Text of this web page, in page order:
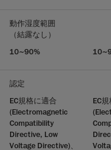
動作湿度範囲
（結露なし）
10~90%
認定
EC規格に適合
(Electromagnetic
Compatibility
Directive, Low
Voltage Directive)、
EC